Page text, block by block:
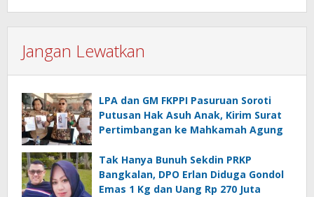
Jangan Lewatkan
LPA dan GM FKPPI Pasuruan Soroti
Putusan Hak Asuh Anak, Kirim Surat
Pertimbangan ke Mahkamah Agung
Tak Hanya Bunuh Sekdin PRKP
Bangkalan, DPO Erlan Diduga Gondol
Emas 1 Kg dan Uang Rp 270 Juta